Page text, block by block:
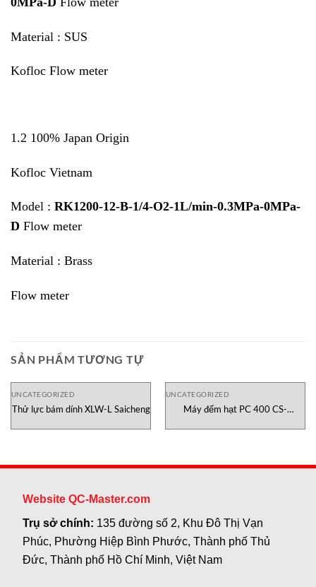
Material : SUS
Kofloc Flow meter
1.2 100% Japan Origin
Kofloc Vietnam
Model : RK1200-12-B-1/4-O2-1L/min-0.3MPa-0MPa-
D Flow meter
Material : Brass
Flow meter
SẢN PHẨM TƯƠNG TỰ
UNCATEGORIZED
Thử lực bám dính XLW-L Saicheng
UNCATEGORIZED
Máy đếm hạt PC 400 CS-
Website QC-Master.com
Trụ sở chính: 135 đường số 2, Khu Đô Thị Vạn
Phúc, Phường Hiệp Bình Phước, Thành phố Thủ
Đức, Thành phố Hồ Chí Minh, Việt Nam